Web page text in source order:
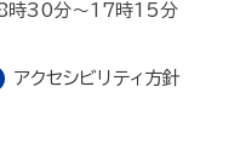
時30分～17時15分
アクセシビリティ方針